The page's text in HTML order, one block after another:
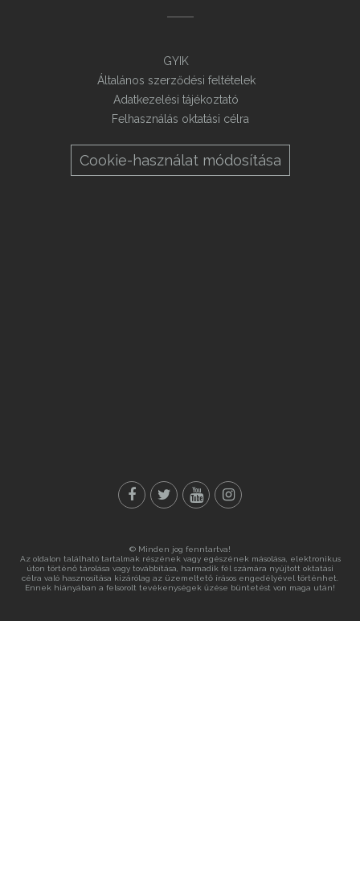
GYIK
Általános szerződési feltételek
Adatkezelési tájékoztató
Felhasználás oktatási célra
Cookie-használat módosítása
© Minden jog fenntartva!
Az oldalon található tartalmak részének vagy egészének másolása, elektronikus
úton történő tárolása vagy továbbítása, harmadik fél számára nyújtott oktatási
célra való hasznosítása kizárólag az üzemeltető írásos engedélyével történhet.
Ennek hiányában a felsorolt tevékenységek űzése büntetést von maga után!